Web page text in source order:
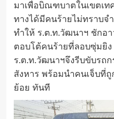
มาเพื่อบิณฑบาตในเขตเท
ทางได้มีคนร้ายไม่ทราบจ
ทำให้ ร.ต.ท.วัฒนาฯ ชักอ
ตอบโต้คนร้ายที่ลอบซุ่มยิง
ร.ต.ท.วัฒนาฯจึงรีบขับรถ
สังหาร พร้อมนำคนเจ็บที่
ย้อย ทันที